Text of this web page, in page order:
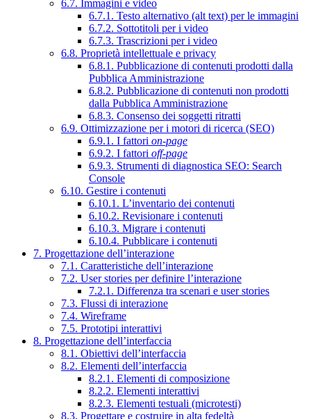
6.7. Immagini e video
6.7.1. Testo alternativo (alt text) per le immagini
6.7.2. Sottotitoli per i video
6.7.3. Trascrizioni per i video
6.8. Proprietà intellettuale e privacy
6.8.1. Pubblicazione di contenuti prodotti dalla
Pubblica Amministrazione
6.8.2. Pubblicazione di contenuti non prodotti
dalla Pubblica Amministrazione
6.8.3. Consenso dei soggetti ritratti
6.9. Ottimizzazione per i motori di ricerca (SEO)
6.9.1. I fattori on-page
6.9.2. I fattori off-page
6.9.3. Strumenti di diagnostica SEO: Search
Console
6.10. Gestire i contenuti
6.10.1. L’inventario dei contenuti
6.10.2. Revisionare i contenuti
6.10.3. Migrare i contenuti
6.10.4. Pubblicare i contenuti
7. Progettazione dell’interazione
7.1. Caratteristiche dell’interazione
7.2. User stories per definire l’interazione
7.2.1. Differenza tra scenari e user stories
7.3. Flussi di interazione
7.4. Wireframe
7.5. Prototipi interattivi
8. Progettazione dell’interfaccia
8.1. Obiettivi dell’interfaccia
8.2. Elementi dell’interfaccia
8.2.1. Elementi di composizione
8.2.2. Elementi interattivi
8.2.3. Elementi testuali (microtesti)
8.3. Progettare e costruire in alta fedeltà